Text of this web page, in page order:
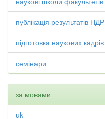
публікація результатів НДР
підготовка наукових кадрів
семінари
за мовами
uk